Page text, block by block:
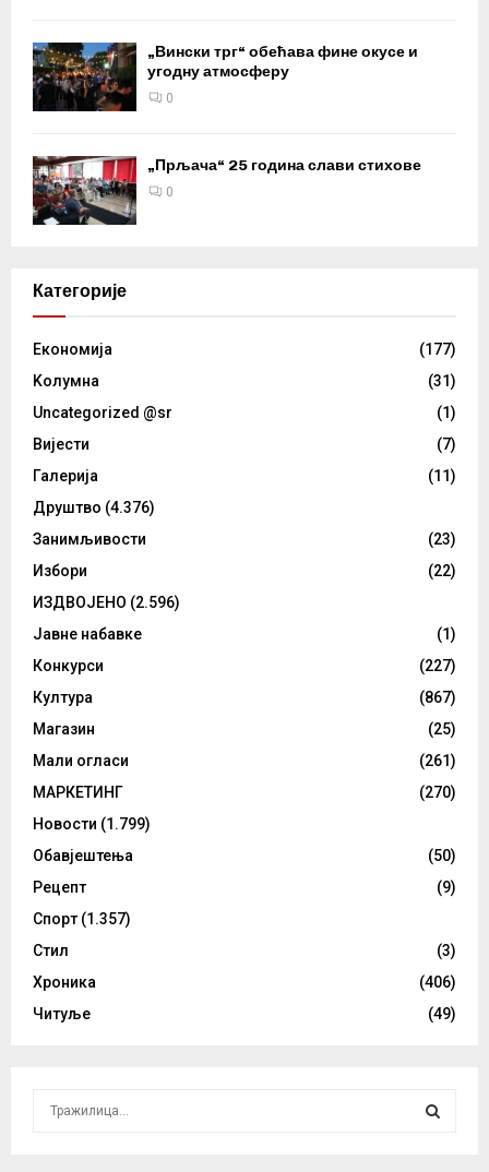
„Вински трг“ обећава фине окусе и
угодну атмосферу
0
„Прљача“ 25 година слави стихове
0
Категорије
Eкономија
(177)
Kолумнa
(31)
Uncategorized @sr
(1)
Вијести
(7)
Галерија
(11)
Друштво (4.376)
Занимљивости
(23)
Избори
(22)
ИЗДВОЈЕНО (2.596)
Јавне набавке
(1)
Конкурси
(227)
Култура
(867)
Магазин
(25)
Мали огласи
(261)
МАРКЕТИНГ
(270)
Новости (1.799)
Обавјештења
(50)
Рецепт
(9)
Спорт (1.357)
Стил
(3)
Хроника
(406)
Читуље
(49)